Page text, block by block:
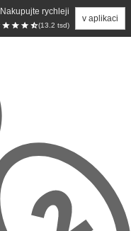
Nakupujte rychleji
(13.2 tsd)
v aplikaci